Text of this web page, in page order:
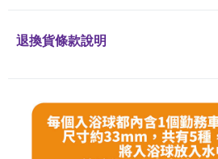
退換貨條款說明